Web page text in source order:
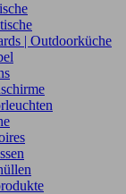
| Outdoorküche